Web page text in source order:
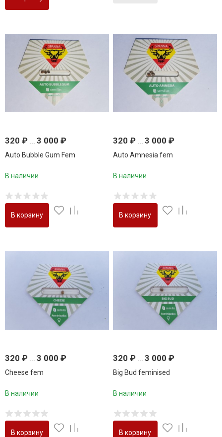
320 ₽ ... 3 000 ₽
Auto Bubble Gum Fem
В наличии
В корзину
320₽ ... 3 000₽
Auto Amnesia fem
В наличии
В корзину
320 ₽ ... 3 000 ₽
Cheese fem
В наличии
В корзину
320₽ ... 3 000₽
Big Bud feminised
В наличии
В корзину